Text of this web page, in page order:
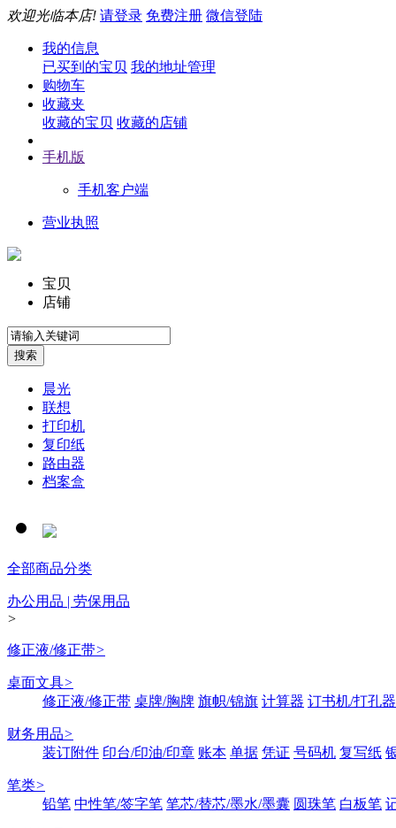
欢迎光临本店! 请登录 免费注册 微信登陆
我的信息
已买到的宝贝 我的地址管理
购物车
收藏夹
收藏的宝贝 收藏的店铺
手机版
手机客户端
营业执照
宝贝
店铺
晨光
联想
打印机
复印纸
路由器
档案盒
全部商品分类
办公用品 | 劳保用品
>
修正液/修正带>
桌面文具>
修正液/修正带 桌牌/胸牌 旗帜/锦旗 计算器 订书机/打孔器
财务用品>
装订附件 印台/印油/印章 账本 单据 凭证 号码机 复写纸
笔类>
铅笔 中性笔/签字笔 笔芯/替芯/墨水/墨囊 圆珠笔 白板笔